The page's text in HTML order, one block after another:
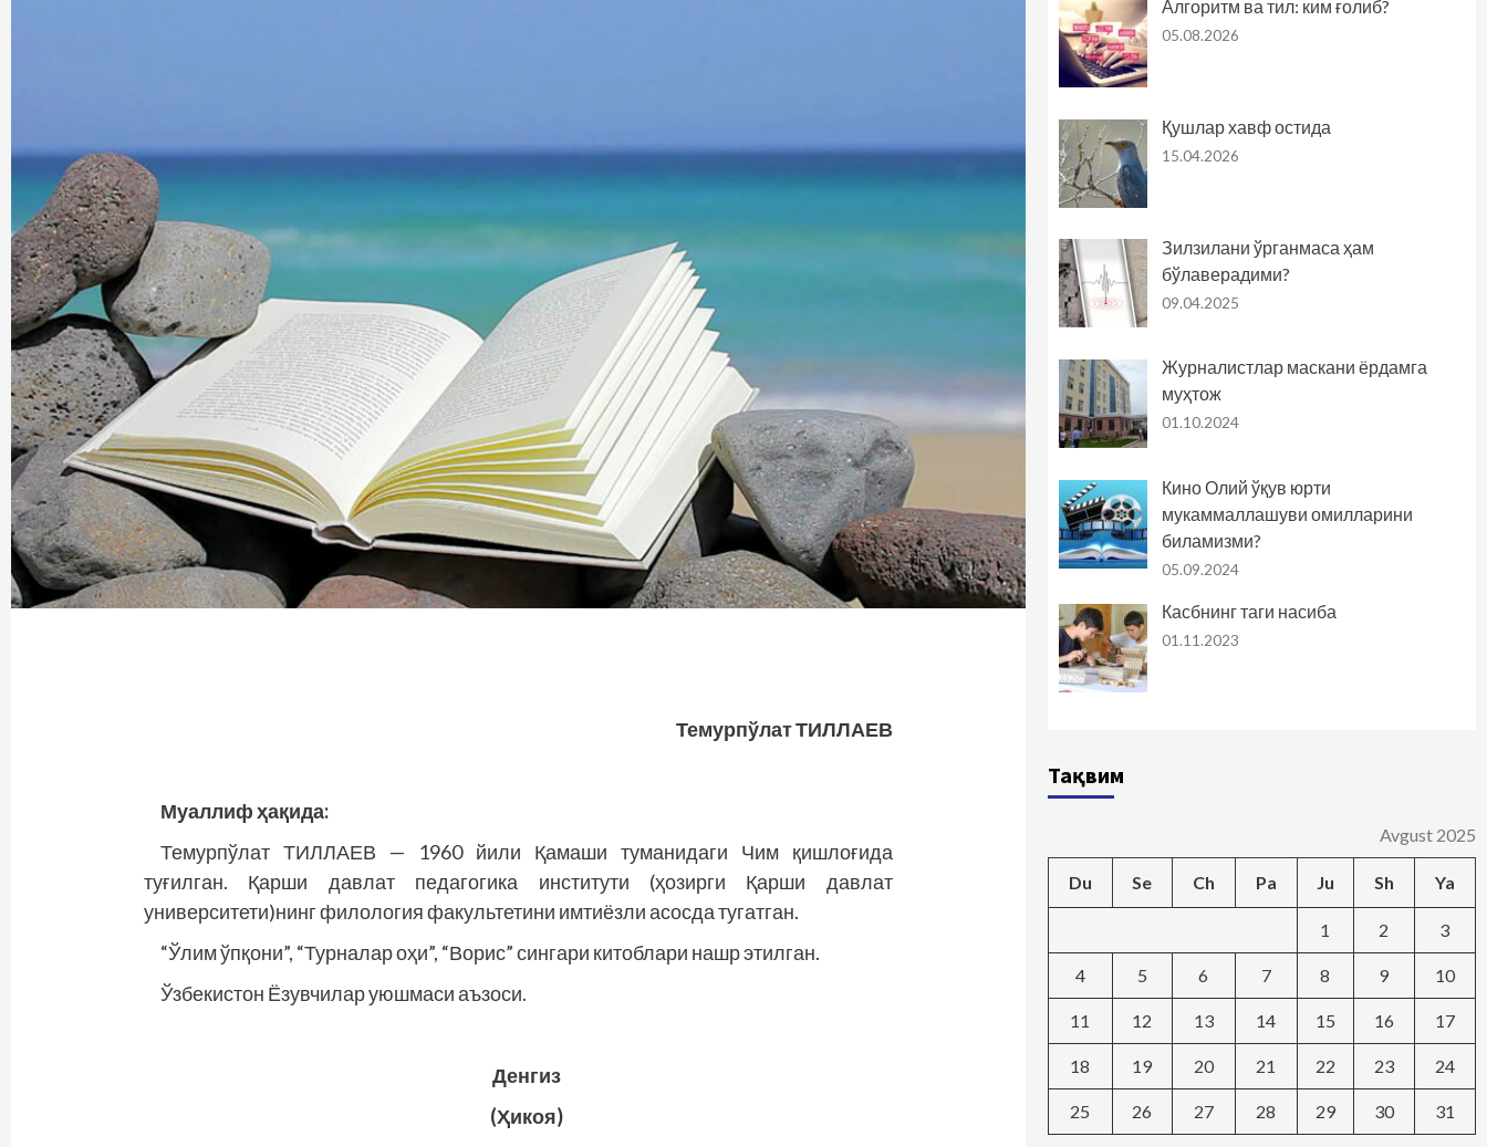
Темурпўлат ТИЛЛАЕВ
Муаллиф ҳақида:
Темурпўлат ТИЛЛАЕВ — 1960 йили Қамаши туманидаги Чим қишлоғида
туғилган. Қарши давлат педагогика институти (ҳозирги Қарши давлат
университети)нинг филология факультетини имтиёзли асосда тугатган.
“Ўлим ўпқони”, “Турналар оҳи”, “Ворис” сингари китоблари нашр этилган.
Ўзбекистон Ёзувчилар уюшмаси аъзоси.
Денгиз
(Ҳикоя)
Алгоритм ва тил: ким ғолиб?
05.08.2026
Қушлар хавф остида
15.04.2026
Зилзилани ўрганмаса ҳам
бўлаверадими?
09.04.2025
Журналистлар маскани ёрдамга
муҳтож
01.10.2024
Кино Олий ўқув юрти
мукаммаллашуви омилларини
биламизми?
05.09.2024
Касбнинг таги насиба
01.11.2023
Тақвим
Avgust 2025
Du Se Ch Pa Ju Sh Ya
1 2 3
4 5 6 7 8 9 10
11 12 13 14 15 16 17
18 19 20 21 22 23 24
25 26 27 28 29 30 31